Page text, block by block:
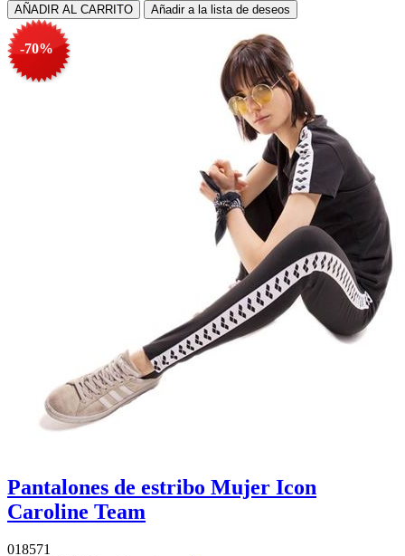
-70%
Pantalones de estribo Mujer Icon
Caroline Team
018571